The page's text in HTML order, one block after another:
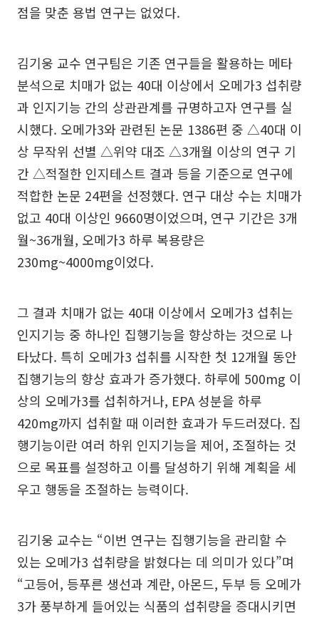
점을 맞춘 용법 연구는 없었다.
김기웅 교수 연구팀은 기존 연구들을 활용하는 메타
분석으로 치매가 없는 40대 이상에서 오메가3 섭취량
과 인지기능 간의 상관관계를 규명하고자 연구를 실
시했다. 오메가3와 관련된 논문 1386편 중 △40대 이
상 무작위 선별 △위약 대조 △3개월 이상의 연구 기
간 △적절한 인지테스트 결과 등을 기준으로 연구에
적합한 논문 24편을 선정했다. 연구 대상 수는 치매가
없고 40대 이상인 9660명이었으며, 연구 기간은 3개
월~36개월, 오메가3 하루 복용량은
230mg~4000mg이었다.
그 결과 치매가 없는 40대 이상에서 오메가3 섭취는
인지기능 중 하나인 집행기능을 향상하는 것으로 나
타났다. 특히 오메가3 섭취를 시작한 첫 12개월 동안
집행기능의 향상 효과가 증가했다. 하루에 500mg 이
상의 오메가3를 섭취하거나, EPA 성분을 하루
420mg까지 섭취할 때 이러한 효과가 두드러졌다. 집
행기능이란 여러 하위 인지기능을 제어, 조절하는 것
으로 목표를 설정하고 이를 달성하기 위해 계획을 세
우고 행동을 조절하는 능력이다.
김기웅 교수는 “이번 연구는 집행기능을 관리할 수
있는 오메가3 섭취량을 밝혔다는 데 의미가 있다”며
“고등어, 등푸른 생선과 계란, 아몬드, 두부 등 오메가
3가 풍부하게 들어있는 식품의 섭취량을 증대시키면